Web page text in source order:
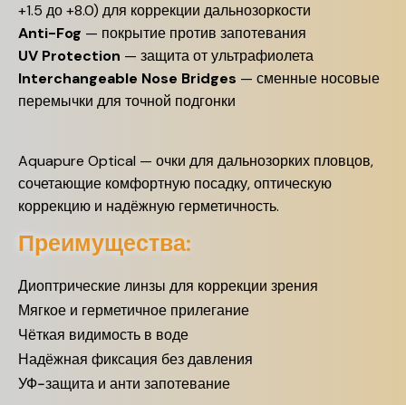
+1.5 до +8.0) для коррекции дальнозоркости
Anti-Fog — покрытие против запотевания
UV Protection — защита от ультрафиолета
Interchangeable Nose Bridges — сменные носовые
перемычки для точной подгонки
Aquapure Optical — очки для дальнозорких пловцов,
сочетающие комфортную посадку, оптическую
коррекцию и надёжную герметичность.
Преимущества:
Диоптрические линзы для коррекции зрения
Мягкое и герметичное прилегание
Чёткая видимость в воде
Надёжная фиксация без давления
УФ-защита и анти запотевание